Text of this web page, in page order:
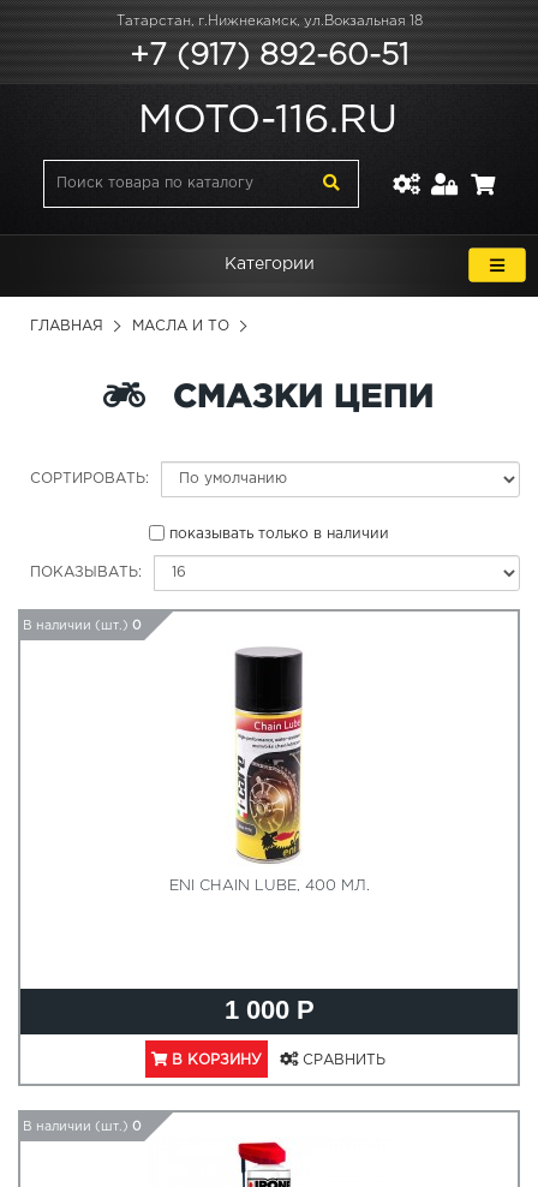
Татарстан, г.Нижнекамск, ул.Вокзальная 18
+7 (917) 892-60-51
MOTO-116.RU
Категории
ГЛАВНАЯ МАСЛА И ТО
СМАЗКИ ЦЕПИ
СОРТИРОВАТЬ:
показывать только в наличии
ПОКАЗЫВАТЬ:
В наличии (шт.) 0
ENI CHAIN LUBE, 400 МЛ.
1 000 Р
В КОРЗИНУ СРАВНИТЬ
В наличии (шт.) 0